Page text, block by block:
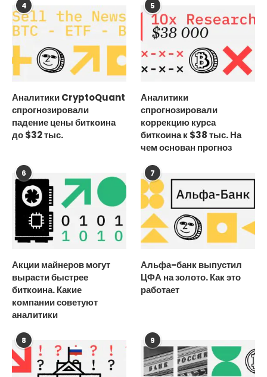
4
Аналитики CryptoQuant
спрогнозировали
падение цены биткоина
до $32 тыс.
5
Аналитики
спрогнозировали
коррекцию курса
биткоина к $38 тыс. На
чем основан прогноз
6
Акции майнеров могут
вырасти быстрее
биткоина. Какие
компании советуют
аналитики
7
Альфа-банк выпустил
ЦФА на золото. Как это
работает
8 9